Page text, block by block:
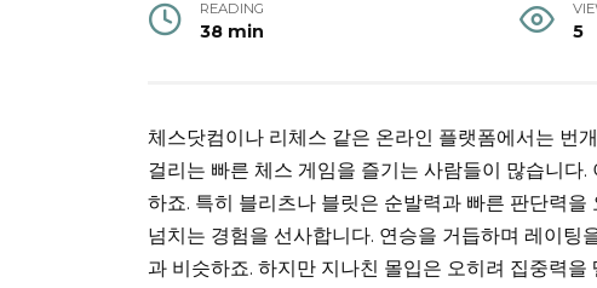
READING
38 min 5
체스닷컴이나 리체스 같은 온라인 플랫폼에서는 번
걸리는 빠른 체스 게임을 즐기는 사람들이 많습니다
하죠. 특히 블리츠나 블릿은 순발력과 빠른 판단력
넘치는 경험을 선사합니다. 연승을 거듭하며 레이
과 비슷하죠. 하지만 지나친 몰입은 오히려 집중력